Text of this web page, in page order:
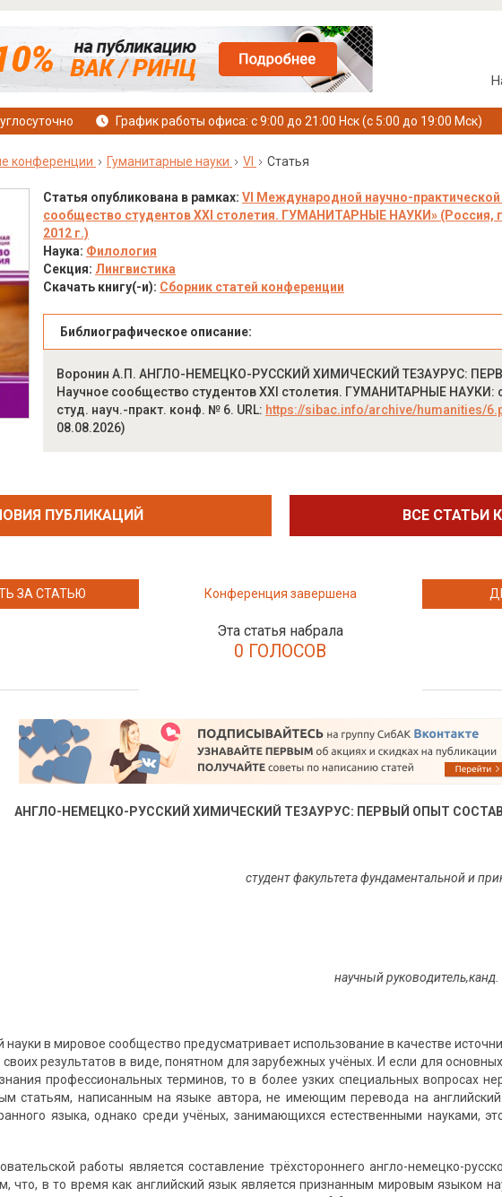
График работы офиса: с 9:00 до 21:00 Нск (с 5:00 до 19:00 Мск)
конференции Гуманитарные науки VI Статья
Статья опубликована в рамках: VI Международной научно-
сообщество студентов XXI столетия. ГУМАНИТАРНЫЕ НАУКИ» (Россия,
2012 г.)
Наука: Филология
Секция: Лингвистика
Скачать книгу(-и): Сборник статей конференции
Библиографическое описание:
Воронин А.П. АНГЛО-НЕМЕЦКО-РУССКИЙ ХИМИЧЕСКИЙ ТЕЗАУРУС:
Научное сообщество студентов XXI столетия. ГУМАНИТАРНЫЕ НАУКИ:
студ. науч.-практ. конф. № 6. URL: https://sibac.info/archive/humanities/
08.08.2026)
ПУБЛИКАЦИЙ ВСЕ СТАТЬИ
ЗА СТАТЬЮ Конференция завершена
Эта статья набрала
0 ГОЛОСОВ
АНГЛО-НЕМЕЦКО-РУССКИЙ ХИМИЧЕСКИЙ ТЕЗАУРУС: ПЕРВЫЙ ОПЫТ
студент факультета фундаментальной и
научный руководитель,
науки в мировое сообщество предусматривает использование в качестве
результатов в виде, понятном для зарубежных учёных. И если для
профессиональных терминов, то в более узких специальных вопросах
статьям, написанным на языке автора, не имеющим перевода на
языка, однако среди учёных, занимающихся естественными науками,
работы является составление трёхстороннего англо-немецко-
что, в то время как английский язык является признанным мировым языком